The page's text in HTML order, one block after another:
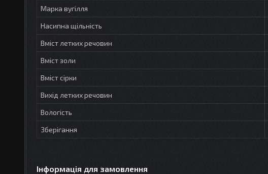
Марка вугілля
Насипна щільність
Вміст летких речовин
Вміст золи
Вміст сірки
Вихід летких речовин
Вологість
Зберігання
Інформація для замовлення